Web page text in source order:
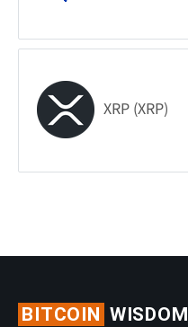
XRP (XRP)
BITCOIN WISDOM